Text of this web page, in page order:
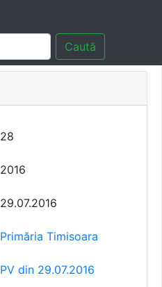
Caută
28
2016
29.07.2016
Primăria Timisoara
PV din 29.07.2016